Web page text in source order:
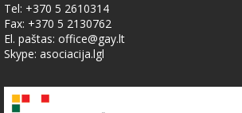
Tel: +370 5 2610314
Fax: +370 5 2130762
El. paštas: office@gay.lt
Skype: asociacija.lgl